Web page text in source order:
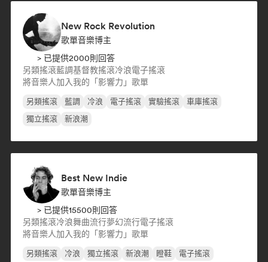
New Rock Revolution
歌單音樂博主
> 已提供2000則回答
另類搖滾藍調基督教搖滾冷浪電子搖滾
將音樂人加入我的「影響力」歌單
另類搖滾 藍調 冷浪 電子搖滾 實驗搖滾
車庫搖滾
獨立搖滾
新浪潮
Best New Indie
歌單音樂博主
> 已提供15500則回答
另類搖滾冷浪舞曲流行夢幻流行電子搖滾
將音樂人加入我的「影響力」歌單
另類搖滾 冷浪 獨立搖滾 新浪潮 瞪鞋
電子搖滾